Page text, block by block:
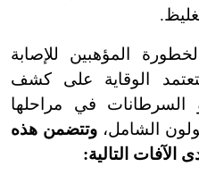
المؤهبين للإصابة
الوقاية على كشف
السرطانات في مراحلها
الشامل، وتتضمن هذه
الآفات التالية: